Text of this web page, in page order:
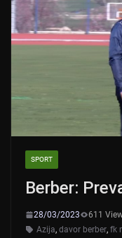
SPORT
Berber:
28/03/2023
611
Azija, davor berber, fk